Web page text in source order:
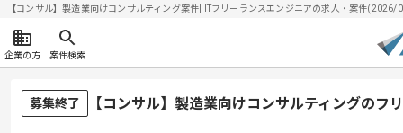
【コンサル】製造業向けコンサルティング案件| ITフリーランスエンジニアの求人・案件
企業の方 案件検索
募集終了 【コンサル】製造業向けコンサルティングのフ